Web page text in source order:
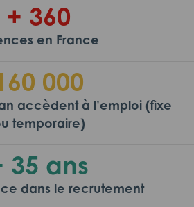
+ 360
en France
000
accèdent à l’emploi (fixe
temporaire)
35 ans
dans le recrutement